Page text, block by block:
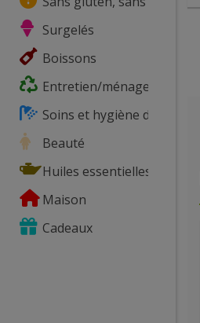
Surgelés
Boissons
Entretien/ménage
Soins et hygiène du corps
Beauté
Huiles essentielles
Maison
Cadeaux